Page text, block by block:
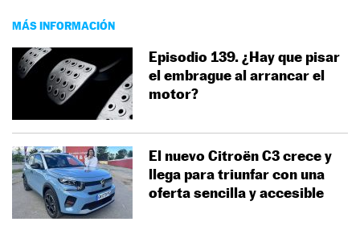
MÁS INFORMACIÓN
Episodio 139. ¿Hay que pisar
el embrague al arrancar el
motor?
El nuevo Citroën C3 crece y
llega para triunfar con una
oferta sencilla y accesible